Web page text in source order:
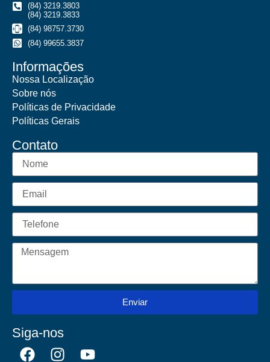
(84) 3219.3803
(84) 3219.3833
(84) 98757.3730
(84) 99655.3837
Informações
Nossa Localização
Sobre nós
Políticas de Privacidade
Políticas Gerais
Contato
Enviar
Siga-nos